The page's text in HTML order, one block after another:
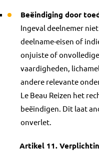
Beëindiging door
Ingeval deelnemer
deelname-eisen of
onjuiste of
vaardigheden,
andere relevante
Le Beau Reizen het
beëindigen. Dit laat
onverlet.
Artikel 11.